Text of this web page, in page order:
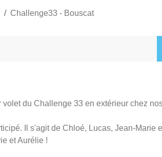
Challenge33 - Bouscat
du Challenge 33 en extérieur chez
Il s'agit de Chloé, Lucas, Jean-
et Aurélie !